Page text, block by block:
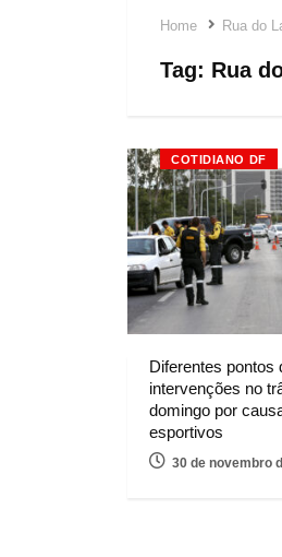
Home Rua do
Tag: Rua
COTIDIANO DF
Diferentes pontos
intervenções no
domingo por
esportivos
30 de novembro